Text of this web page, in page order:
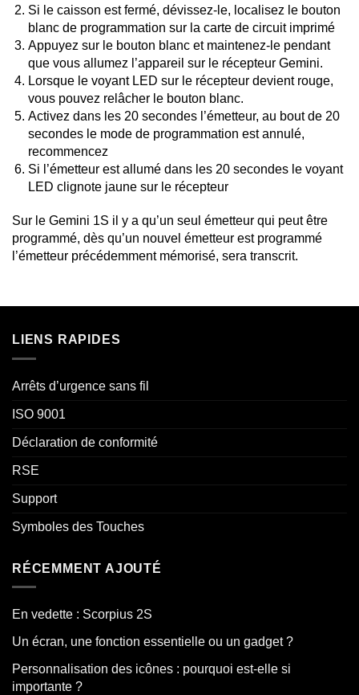
Si le caisson est fermé, dévissez-le, localisez le bouton
blanc de programmation sur la carte de circuit imprimé
Appuyez sur le bouton blanc et maintenez-le pendant
que vous allumez l’appareil sur le récepteur Gemini.
Lorsque le voyant LED sur le récepteur devient rouge,
vous pouvez relâcher le bouton blanc.
Activez dans les 20 secondes l’émetteur, au bout de 20
secondes le mode de programmation est annulé,
recommencez
Si l’émetteur est allumé dans les 20 secondes le voyant
LED clignote jaune sur le récepteur
Sur le Gemini 1S il y a qu’un seul émetteur qui peut être
programmé, dès qu’un nouvel émetteur est programmé
l’émetteur précédemment mémorisé, sera transcrit.
LIENS RAPIDES
Arrêts d’urgence sans fil
ISO 9001
Déclaration de conformité
RSE
Support
Symboles des Touches
RÉCEMMENT AJOUTÉ
En vedette : Scorpius 2S
Un écran, une fonction essentielle ou un gadget ?
Personnalisation des icônes : pourquoi est-elle si
importante ?